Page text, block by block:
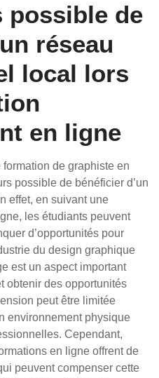
possible de
réseau
local lors
en ligne
formation de graphiste en
possible de bénéficier d’un
effet, en suivant une
les étudiants peuvent
d’opportunités pour
du design graphique
est un aspect important
obtenir des opportunités
peut être limitée
environnement physique
Cependant,
en ligne offrent de
peuvent compenser cette